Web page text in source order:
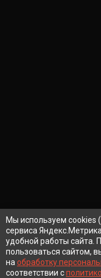
Мы используем cookies
сервиса
удобной работы сайта.
пользоваться сайтом,
на обработку
соответствии с